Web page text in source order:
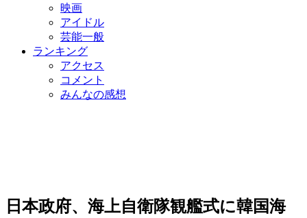
映画
アイドル
芸能一般
ランキング
アクセス
コメント
みんなの感想
日本政府、海上自衛隊観艦式に韓国海